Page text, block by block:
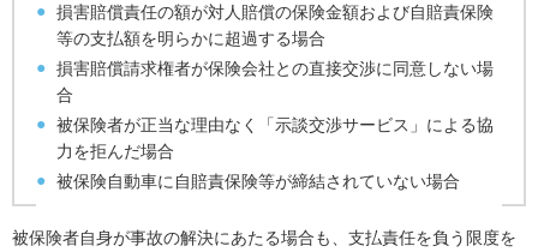
損害賠償責任の額が対人賠償の保険金額および自賠責保険
等の支払額を明らかに超過する場合
損害賠償請求権者が保険会社との直接交渉に同意しない場
合
被保険者が正当な理由なく「示談交渉サービス」による協
力を拒んだ場合
被保険自動車に自賠責保険等が締結されていない場合
被保険者自身が事故の解決にあたる場合も、支払責任を負う限度を